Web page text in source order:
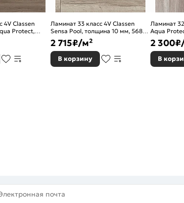
4V Classen
Protect,
Дуб темно-
Ламинат 33 класс 4V Classen
Sensa Pool, толщина 10 мм, 56878
Oak light brown
2 715₽/м²
В корзину
Ламинат
Aqua
52346 дуб
2 300
В
почта